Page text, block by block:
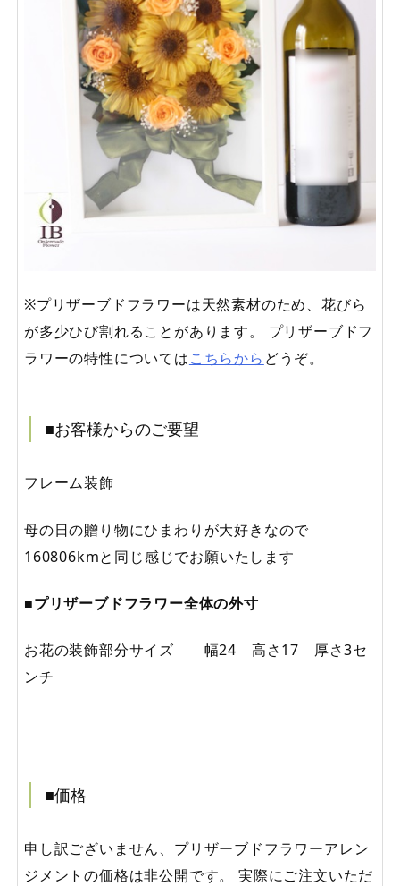
※プリザーブドフラワーは天然素材のため、花びら
が多少ひび割れることがあります。 プリザーブドフ
ラワーの特性についてはこちらから どうぞ。
■お客様からのご要望
フレーム装飾
母の日の贈り物にひまわりが大好きなので
160806kmと同じ感じでお願いたします
■プリザーブドフラワー全体の外寸
お花の装飾部分サイズ 幅24 高さ17 厚さ3セ
ンチ
■価格
申し訳ございません、プリザーブドフラワーアレン
ジメントの価格は非公開です。 実際にご注文いただ